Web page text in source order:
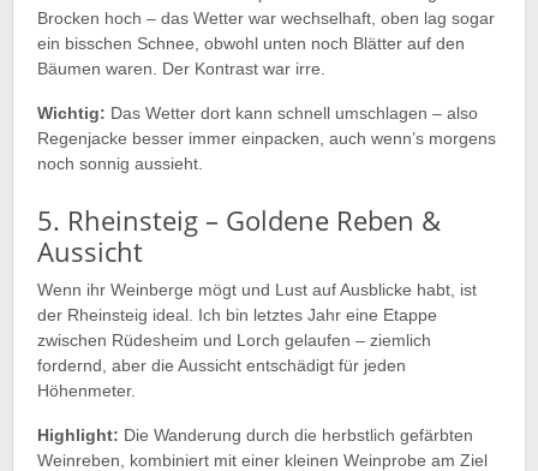
Brocken hoch – das Wetter war wechselhaft, oben lag sogar
ein bisschen Schnee, obwohl unten noch Blätter auf den
Bäumen waren. Der Kontrast war irre.
Wichtig: Das Wetter dort kann schnell umschlagen – also
Regenjacke besser immer einpacken, auch wenn’s morgens
noch sonnig aussieht.
5. Rheinsteig – Goldene Reben &
Aussicht
Wenn ihr Weinberge mögt und Lust auf Ausblicke habt, ist
der Rheinsteig ideal. Ich bin letztes Jahr eine Etappe
zwischen Rüdesheim und Lorch gelaufen – ziemlich
fordernd, aber die Aussicht entschädigt für jeden
Höhenmeter.
Highlight: Die Wanderung durch die herbstlich gefärbten
Weinreben, kombiniert mit einer kleinen Weinprobe am Ziel